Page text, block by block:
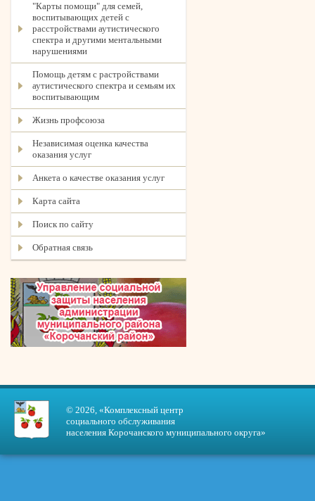
"Карты помощи" для семей,
воспитывающих детей с
расстройствами аутистического
спектра и другими ментальными
нарушениями
Помощь детям с растройствами
аутистического спектра и семьям их
воспитывающим
Жизнь профсоюза
Независимая оценка качества
оказания услуг
Анкета о качестве оказания услуг
Карта сайта
Поиск по сайту
Обратная связь
© 2026, «Комплексный центр
социального обслуживания
населения Корочанского муниципального округа»